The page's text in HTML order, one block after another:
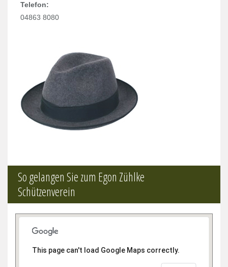
Telefon:
04863 8080
So gelangen Sie zum Egon Zühlke
Schützenverein
This page can't load Google Maps correctly.